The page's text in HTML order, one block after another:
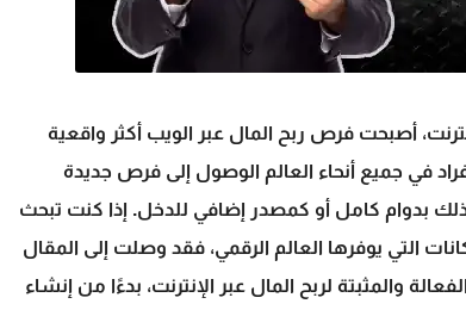
أصبحت فرص ربح المال عبر الويب أكثر واقعية
في جميع أنحاء العالم الوصول إلى فرص جديدة
ذلك بدوام كامل أو كمصدر إضافي للدخل. إذا كنت تبحث
التي يوفرها العالم الرقمي، فقد وصلت إلى المقال
لربح المال عبر الإنترنت، بدءًا من إنشاء